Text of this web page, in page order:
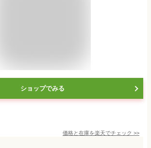
ショップでみる
価格と在庫を楽天でチェック >>